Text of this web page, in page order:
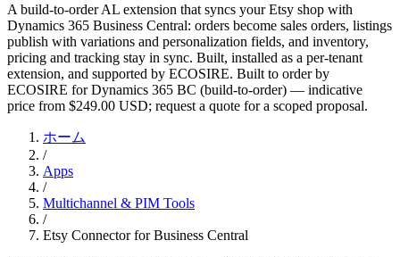
A build-to-order AL extension that syncs your Etsy shop with
Dynamics 365 Business Central: orders become sales orders, listings
publish with variations and personalization fields, and inventory,
pricing and tracking stay in sync. Built, installed as a per-tenant
extension, and supported by ECOSIRE. Built to order by
ECOSIRE for Dynamics 365 BC (build-to-order) — indicative
price from $249.00 USD; request a quote for a scoped proposal.
ホーム
/
Apps
/
Multichannel & PIM Tools
/
Etsy Connector for Business Central